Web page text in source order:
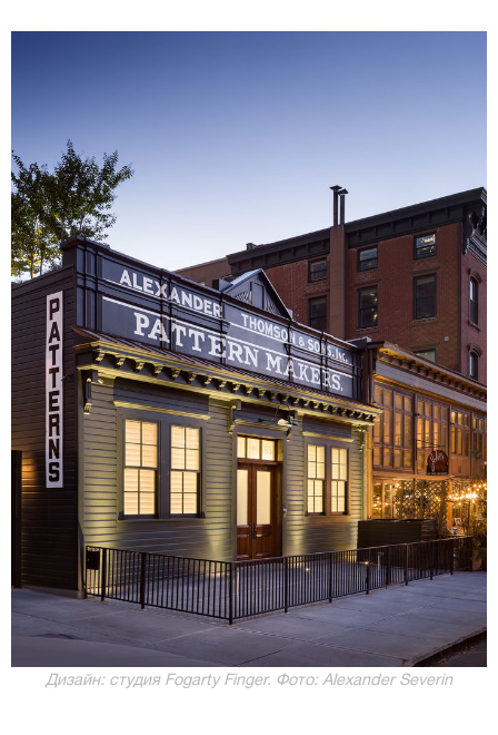
Дизайн: студия Fogarty Finger. Фото: Alexander Severin